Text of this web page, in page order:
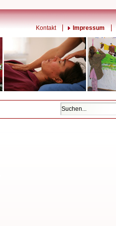
Kontakt Impressum